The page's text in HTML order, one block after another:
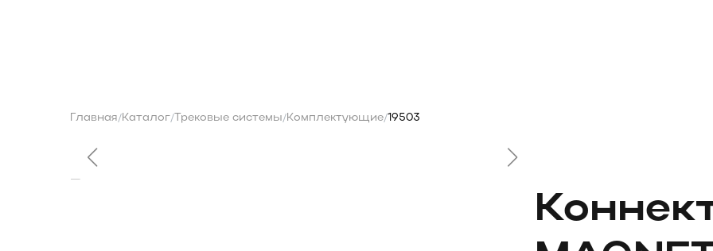
Главная/Каталог/ Трековые системы/Комплектующие/19503